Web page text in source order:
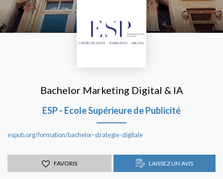
Bachelor Marketing Digital & IA
ESP - Ecole Supérieure de Publicité
espub.org/formation/bachelor-strategie-digitale
FAVORIS LAISSEZ UN AVIS